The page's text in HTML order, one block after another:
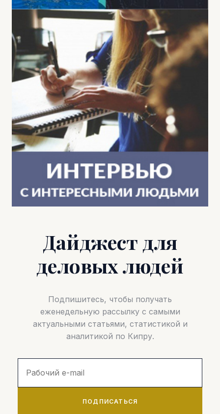
Дайджест для
деловых людей
Подпишитесь, чтобы получать
еженедельную рассылку с самыми
актуальными статьями, статистикой и
аналитикой по Кипру.
ПОДПИСАТЬСЯ